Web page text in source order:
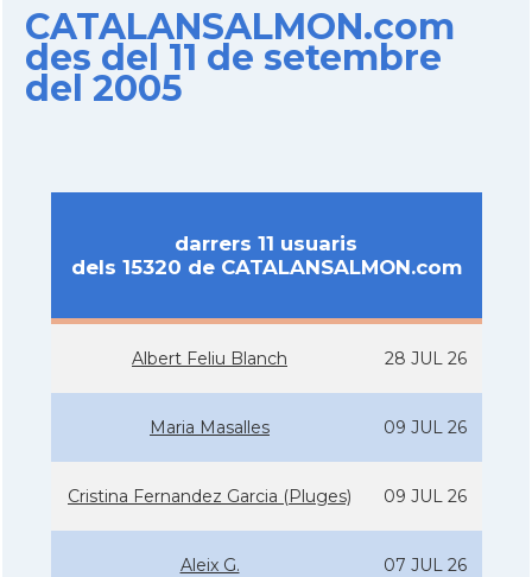
CATALANSALMON.com
des del 11 de setembre
del 2005
darrers 11 usuaris
dels 15320 de CATALANSALMON.com
Albert Feliu Blanch 28 JUL 26
Maria Masalles 09 JUL 26
Cristina Fernandez Garcia (Pluges) 09 JUL 26
Aleix G. 07 JUL 26